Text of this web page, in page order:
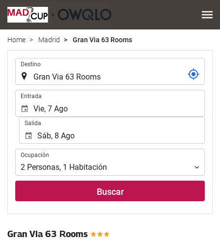
Home Madrid Gran Via 63 Rooms
Destino
Entrada
Salida
Ocupación
Ocupación
2 Personas, 1 Habitación
Buscar
Gran Via 63 Rooms